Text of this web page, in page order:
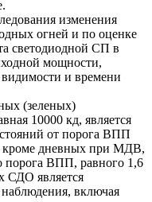
изменения
огней и по оценке
светодиодной СП в
мощности,
видимости и времени
(зеленых)
10000 кд, является
от порога ВПП
кроме дневных при МДВ,
порога ВПП, равного 1,6
СДО является
наблюдения, включая